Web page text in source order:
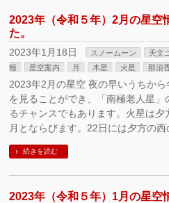
2023年（令和５年）2月の星空
た。
2023年1月18日 スノームーン 天文
報
星空案内 月 木星 火星 那須
2023年2月の星空 夜の早いうちか
を見ることができ、「南極老人星」
るチャンスでもあります。火星は
月とならびます。22日には夕方の西
続きを読む
2023年（令和５年）1月の星